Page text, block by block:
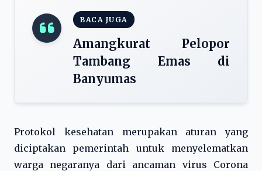
BACA JUGA
Amangkurat Pelopor
Tambang Emas di
Banyumas
Protokol kesehatan merupakan aturan yang
diciptakan pemerintah untuk menyelematkan
warga negaranya dari ancaman virus Corona